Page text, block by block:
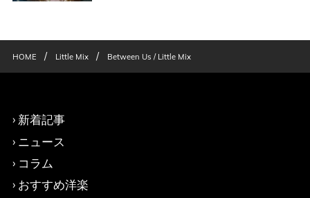
HOME / Little Mix / Between Us / Little Mix
新着記事
ニュース
コラム
おすすめ洋楽